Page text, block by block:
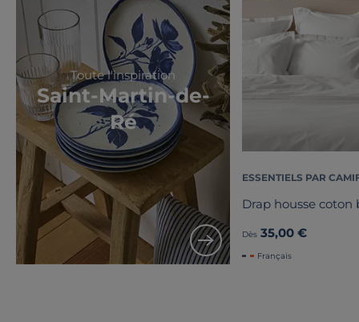
Toute l'inspiration
Saint-Martin-de-
Ré
ESSENTIELS PAR
Drap housse coton
Dès 35,00 €
Français